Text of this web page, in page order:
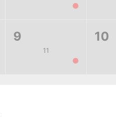
●
9
11
●
10